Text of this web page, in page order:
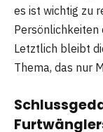
es ist wichtig zu
Persönlichkeiten
Letztlich bleibt
Thema, das nur